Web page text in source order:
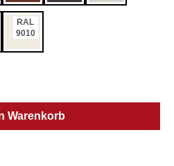
RAL
9010
den gewünschten
Warenkorb